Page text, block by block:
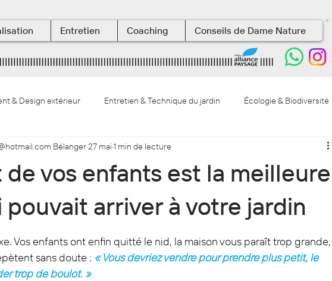
Entretien Coaching Conseils de Dame Nature
& Design extérieur Entretien & Technique du jardin Écologie & Biodiversité
& botanique Les Terrasses aquatiques
vos enfants est la meilleure
pouvait arriver à votre jardin
Bélanger27 mai 1 min de lecture
5.
Vos enfants ont enfin quitté le nid, la maison vous paraît trop grande,
sans doute : « Vous devriez vendre pour prendre plus petit, le
trop de boulot. »